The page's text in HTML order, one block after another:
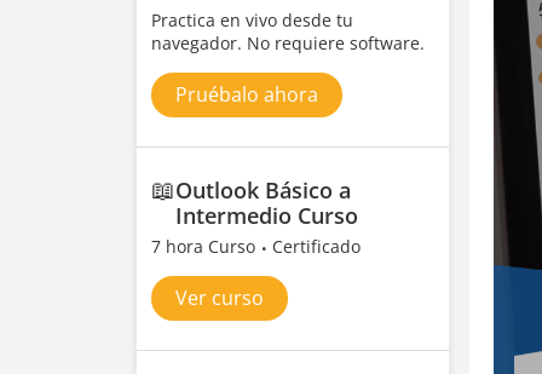
Practica en vivo desde tu
navegador. No requiere software.
Pruébalo ahora
📖Outlook Básico a
Intermedio Curso
7 hora Curso Certificado
Ver curso